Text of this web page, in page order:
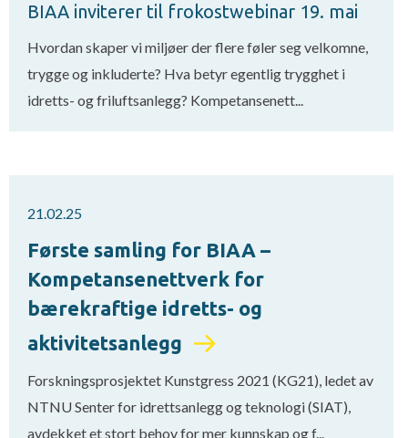
BIAA inviterer til frokostwebinar 19. mai
Hvordan skaper vi miljøer der flere føler seg velkomne,
trygge og inkluderte? Hva betyr egentlig trygghet i
idretts- og friluftsanlegg? Kompetansenett...
21.02.25
Første samling for BIAA –
Kompetansenettverk for
bærekraftige idretts- og
aktivitetsanlegg
Forskningsprosjektet Kunstgress 2021 (KG21), ledet av
NTNU Senter for idrettsanlegg og teknologi (SIAT),
avdekket et stort behov for mer kunnskap og f...